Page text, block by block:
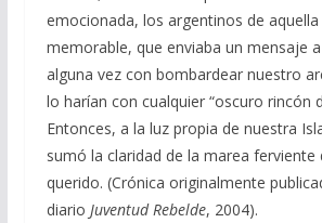
emocionada, los argentinos de
memorable, que enviaba un mensaje
alguna vez con bombardear nuestro
lo harían con cualquier “oscuro rincón
Entonces, a la luz propia de nuestra
sumó la claridad de la marea ferviente
querido. (Crónica originalmente
diario Juventud Rebelde, 2004).